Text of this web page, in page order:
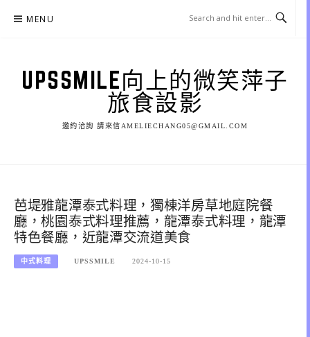
MENU
UPSSMILE向上的微笑萍子
旅食設影
邀約洽詢 請來信AMELIECHANG05@GMAIL.COM
芭堤雅龍潭泰式料理，獨棟洋房草地庭院餐
廳，桃園泰式料理推薦，龍潭泰式料理，龍潭
特色餐廳，近龍潭交流道美食
中式料理 UPSSMILE 2024-10-15